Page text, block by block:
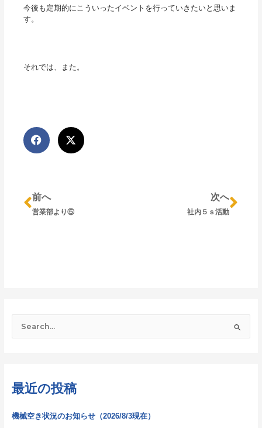
今後も定期的にこういったイベントを行っていきたいと思いま
す。
それでは、また。
前へ
営業部より⑤
次へ
社内５ｓ活動
:最近の投稿
機械空き状況のお知らせ（2026/8/3現在）